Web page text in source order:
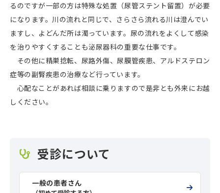
るのですが一部の方は特殊な処置（尿管ステント留置）が必要
になります。川の流れと同じで、さらさら流れる川は澄んでい
ますし、よどんだ所は濁っています。尿の流れをよくして感染
を治りやすくすることも泌尿器科の重要な仕事です。
その他に精巣捻転、尿路外傷、尿膜管疾患、アルドステロン
症等の副腎疾患の治療など行っています。
心配なことがあれば相談に乗りますので是非とも外来にお越
しください。
受診について
一般の患者さん